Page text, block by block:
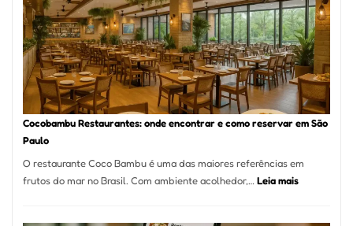
Restaurantes
em
São
Paulo:
Um
Guia
Definitivo
Alta
Gastronomia
Cocobambu Restaurantes: onde encontrar e como reservar em São
Paulo
O restaurante Coco Bambu é uma das maiores referências em
frutos do mar no Brasil. Com ambiente acolhedor,… Leia mais: